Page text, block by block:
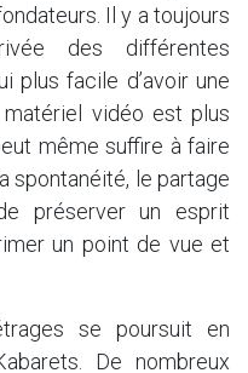
Il y a toujours
des différentes
plus facile d’avoir une
vidéo est plus
même suffire à faire
spontanéité, le partage
préserver un esprit
un point de vue et
se poursuit en
De nombreux